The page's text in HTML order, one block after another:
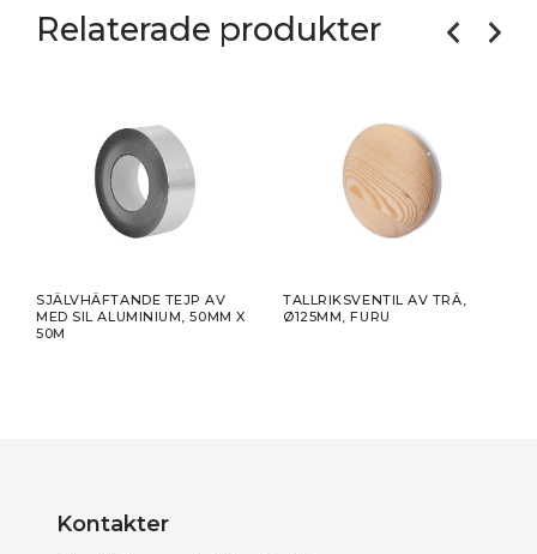
Relaterade produkter
SJÄLVHÄFTANDE TEJP AV
MED SIL ALUMINIUM, 50MM X
50M
TALLRIKSVENTIL AV TRÄ,
Ø125MM, FURU
Kontakter